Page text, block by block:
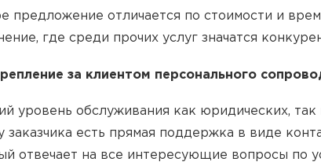
предложение отличается по стоимости и
где среди прочих услуг значатся
за клиентом персонального
уровень обслуживания как юридических,
заказчика есть прямая поддержка в виде
отвечает на все интересующие вопросы по